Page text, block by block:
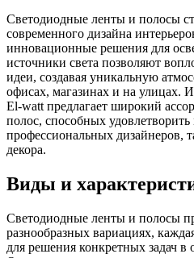
Светодиодные ленты и полосы
современного дизайна
инновационные решения для
источники света позволяют
идеи, создавая уникальную
офисах, магазинах и на улицах.
El-watt предлагает широкий
полос, способных удовлетворить
профессиональных дизайнеров,
декора.
Виды и
Светодиодные ленты и полосы
разнообразных вариациях,
для решения конкретных задач в